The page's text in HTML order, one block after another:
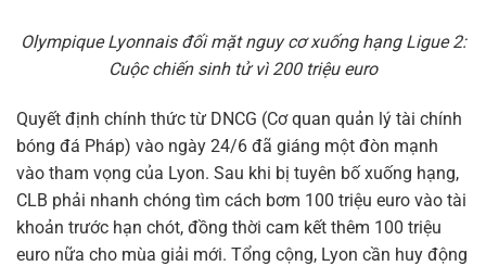
Olympique Lyonnais đối mặt nguy cơ xuống hạng Ligue 2:
Cuộc chiến sinh tử vì 200 triệu euro
Quyết định chính thức từ DNCG (Cơ quan quản lý tài chính
bóng đá Pháp) vào ngày 24/6 đã giáng một đòn mạnh
vào tham vọng của Lyon. Sau khi bị tuyên bố xuống hạng,
CLB phải nhanh chóng tìm cách bơm 100 triệu euro vào tài
khoản trước hạn chót, đồng thời cam kết thêm 100 triệu
euro nữa cho mùa giải mới. Tổng cộng, Lyon cần huy động